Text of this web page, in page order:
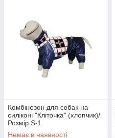
Комбінезон для собак на
силіконі "Кліточка" (хлопчик)/
Розмір S-1
Немає в наявності